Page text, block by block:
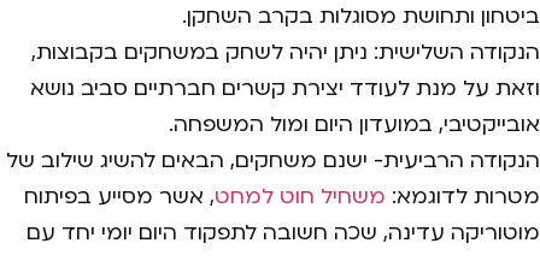
ביטחון ותחושת מסוגלות בקרב השחקן.
הנקודה השלישית: ניתן יהיה לשחק במשחקים בקבוצות,
וזאת על מנת לעודד יצירת קשרים חברתיים סביב נושא
אובייקטיבי, במועדון היום ומול המשפחה.
הנקודה הרביעית- ישנם משחקים, הבאים להשיג שילוב של
מטרות לדוגמא: משחיל חוט למחט, אשר מסייע בפיתוח
מוטוריקה עדינה, שכה חשובה לתפקוד היום יומי יחד עם